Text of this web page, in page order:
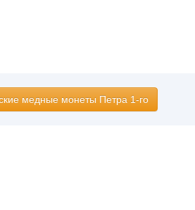
медные монеты Петра 1-го